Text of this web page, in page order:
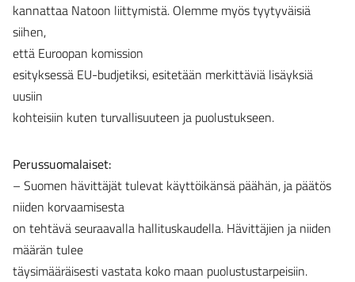
kannattaa Natoon liittymistä. Olemme myös tyytyväisiä
siihen,
että Euroopan komission
esityksessä EU-budjetiksi, esitetään merkittäviä lisäyksiä
uusiin
kohteisiin kuten turvallisuuteen ja puolustukseen.
Perussuomalaiset:
– Suomen hävittäjät tulevat käyttöikänsä päähän, ja päätös
niiden korvaamisesta
on tehtävä seuraavalla hallituskaudella. Hävittäjien ja niiden
määrän tulee
täysimääräisesti vastata koko maan puolustustarpeisiin.